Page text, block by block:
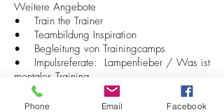
Weitere Angebote
• Train the Trainer
• Teambildung Inspiration
• Begleitung von Trainingcamps
• Impulsreferate: Lampenfieber / Was ist
mentales Training
• Arbeit-Training-Wettkampf – wie schaffe
ich die richtige Ernährung
Phone Email Facebook